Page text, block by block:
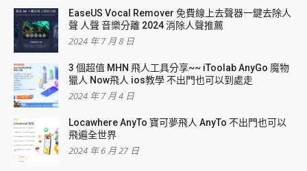
EaseUS Vocal Remover 免費線上去聲器一鍵去除人
聲 人聲 音樂分離 2024 消除人聲推薦
2024 年 7 月 8 日
3 個超值 MHN 飛人工具分享~~ iToolab AnyGo 魔物
獵人 Now飛人 ios教學 不出門也可以到處走
2024 年 7 月 4 日
Locawhere AnyTo 寶可夢飛人 AnyTo 不出門也可以
飛遍全世界
2024 年 6 月 27 日